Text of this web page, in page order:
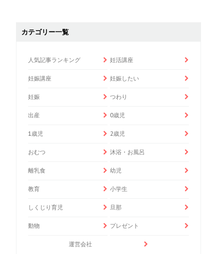
カテゴリー一覧
人気記事ランキング 妊活講座
妊娠講座 妊娠したい
妊娠 つわり
出産 0歳児
1歳児 2歳児
おむつ 沐浴・お風呂
離乳食 幼児
教育 小学生
しくじり育児 旦那
動物 プレゼント
運営会社